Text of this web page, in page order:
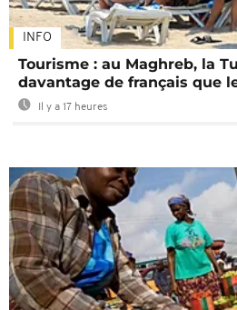
INFO
Tourisme : au Maghreb, la
davantage de français que
Il y a 17 heures